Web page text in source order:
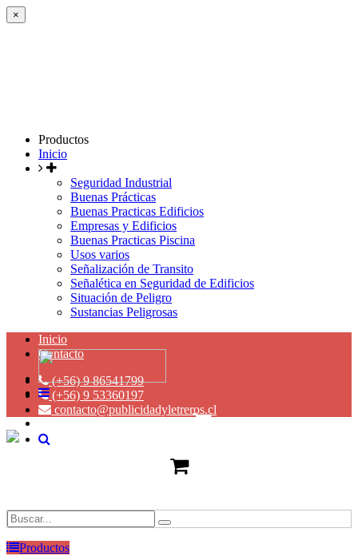
×
Productos
Inicio
Seguridad Industrial
Buenas Prácticas
Buenas Practicas Edificios
Empresas y Edificios
Buenas Practicas Piscina
Usos varios
Señalización de Transito
Señalética en Seguridad de Edificios
Situación de Peligro
Sustancias Peligrosas
Inicio
Contacto
(+56) 9 86541799
(+56) 9 53360197
contacto@publicidadyletreros.cl
Productos